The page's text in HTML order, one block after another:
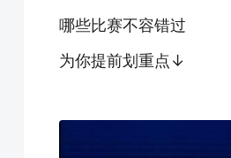
哪些比赛不容错过
为你提前划重点↓